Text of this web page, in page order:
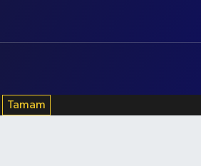
Tamam